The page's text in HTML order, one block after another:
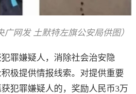
网发 土默特左旗公安局供图）
罪嫌疑人，消除社会治安隐
极提供情报线索。对提供重要
犯罪嫌疑人的，奖励人民币3万